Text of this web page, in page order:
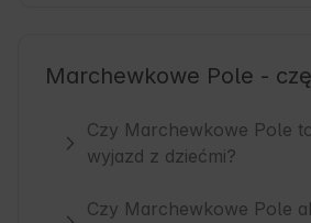
Marchewkowe Pole -
Czy Marchewkowe Pole
wyjazd z dziećmi?
Czy Marchewkowe Pole